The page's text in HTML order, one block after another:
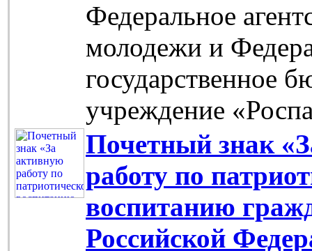
Федеральное
молодежи и
государственное
учреждение
Почетный знак
работу по
воспитанию
Российской